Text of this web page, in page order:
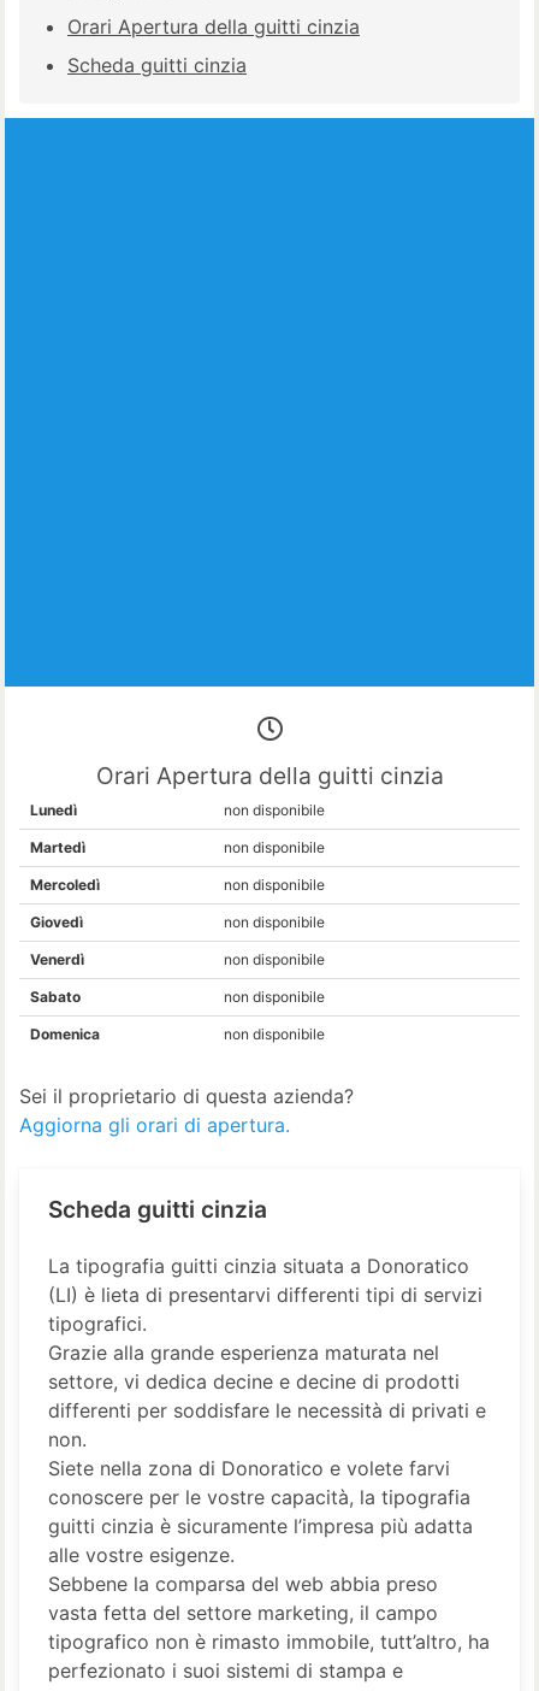
Orari Apertura della guitti cinzia
Scheda guitti cinzia
Orari Apertura della guitti cinzia
Lunedì non disponibile
Martedì non disponibile
Mercoledì non disponibile
Giovedì non disponibile
Venerdì non disponibile
Sabato non disponibile
Domenica non disponibile
Sei il proprietario di questa azienda?
Aggiorna gli orari di apertura.
Scheda guitti cinzia
La tipografia guitti cinzia situata a Donoratico
(LI) è lieta di presentarvi differenti tipi di servizi
tipografici.
Grazie alla grande esperienza maturata nel
settore, vi dedica decine e decine di prodotti
differenti per soddisfare le necessità di privati e
non.
Siete nella zona di Donoratico e volete farvi
conoscere per le vostre capacità, la tipografia
guitti cinzia è sicuramente l’impresa più adatta
alle vostre esigenze.
Sebbene la comparsa del web abbia preso
vasta fetta del settore marketing, il campo
tipografico non è rimasto immobile, tutt’altro, ha
perfezionato i suoi sistemi di stampa e